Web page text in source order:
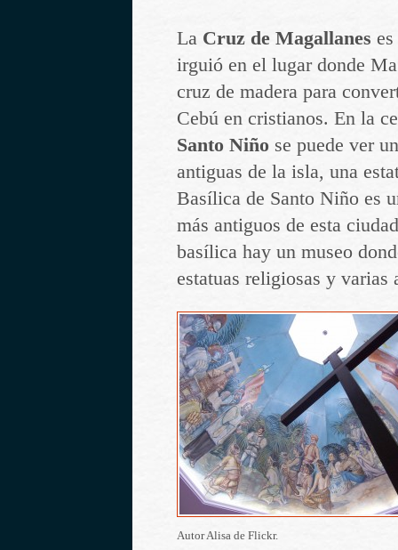
La Cruz de Magallanes
irguió en el lugar donde
cruz de madera para
Cebú en cristianos. En la
Santo Niño se puede ver
antiguas de la isla, una
Basílica de Santo Niño es
más antiguos de esta
basílica hay un museo
estatuas religiosas y varias
Autor Alisa de Flickr.